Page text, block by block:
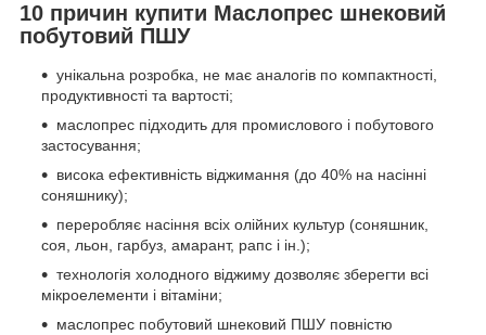
10 причин купити Маслопрес шнековий
побутовий ПШУ
унікальна розробка, не має аналогів по компактності,
продуктивності та вартості;
маслопрес підходить для промислового і побутового
застосування;
висока ефективність віджимання (до 40% на насінні
соняшнику);
переробляє насіння всіх олійних культур (соняшник,
соя, льон, гарбуз, амарант, рапс і ін.);
технологія холодного віджиму дозволяє зберегти всі
мікроелементи і вітаміни;
маслопрес побутовий шнековий ПШУ повністю